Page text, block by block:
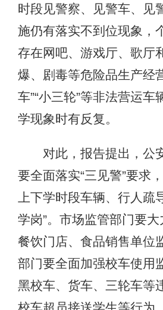
时段见警察、见警车、见
施仍有落实不到位现象，
存在网吧、游戏厅、歌厅
爆、剧毒等危险品生产经
车”“小三轮”等非法营运车
学现象时有反复。
对此，报告提出，公
要全面落实“三见警”要求
上下学时段车辆、行人疏
学岗”。市场监管部门要
餐饮门店、食品销售单位
部门要全面加强校车使用
黑校车、货车、三轮车等